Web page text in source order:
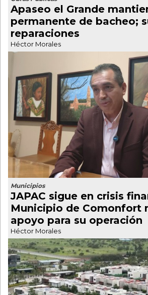
Apaseo el Grande
permanente de bacheo;
reparaciones
Héctor Morales
Municipios
JAPAC sigue en crisis
Municipio de Comonfort
apoyo para su operación
Héctor Morales